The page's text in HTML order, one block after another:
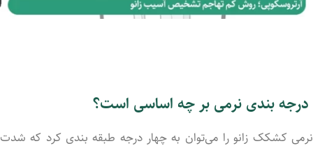
درجه بندی نرمی بر چه اساسی است؟
نرمی کشکک زانو را می‌توان به چهار درجه طبقه بندی کرد که شدت